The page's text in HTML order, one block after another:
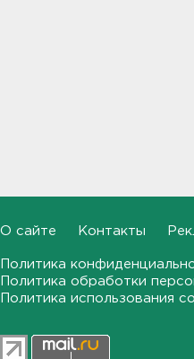
помощью ИИ
О сайте Контакты
Политика
Политика обработки
Политика использования